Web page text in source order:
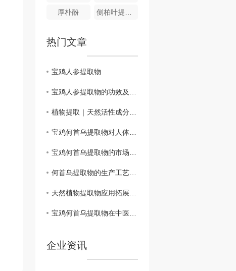
厚朴酚 侧柏叶提取物
热门文章
宝鸡人参提取物
宝鸡人参提取物的功效及用途
植物提取｜天然活性成分精细化加工核心技术
宝鸡何首乌提取物对人体的影响及安全性评估
宝鸡何首乌提取物的市场前景分析
何首乌提取物的生产工艺及质量控制——以宝鸡为例
天然植物提取物应用拓展，行业迈向精细化发展
宝鸡何首乌提取物在中医药中的应用探索
企业资讯